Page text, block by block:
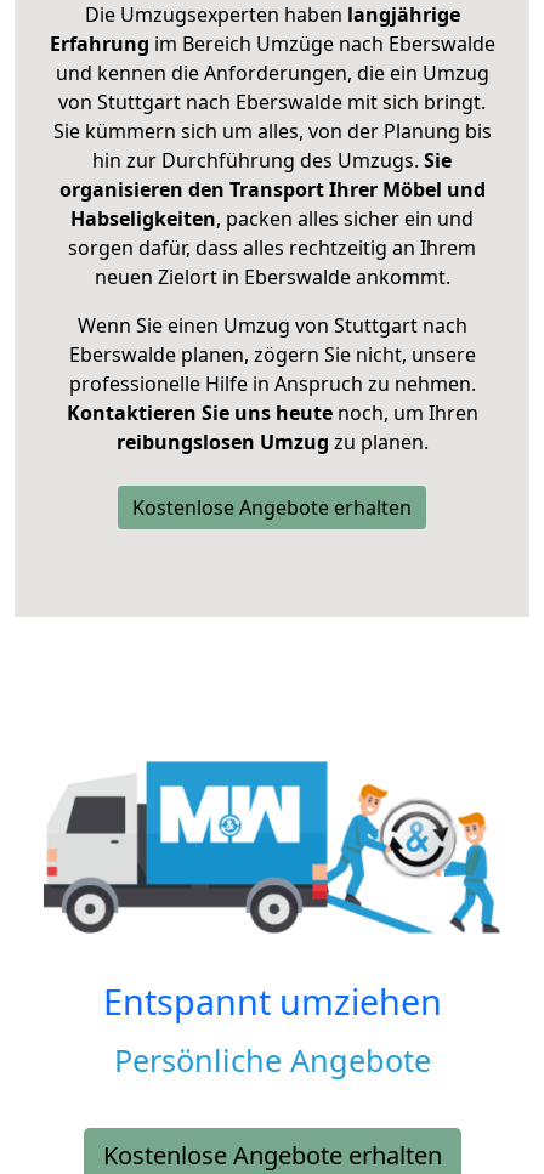
Die Umzugsexperten haben langjährige
Erfahrung im Bereich Umzüge nach Eberswalde
und kennen die Anforderungen, die ein Umzug
von Stuttgart nach Eberswalde mit sich bringt.
Sie kümmern sich um alles, von der Planung bis
hin zur Durchführung des Umzugs. Sie
organisieren den Transport Ihrer Möbel und
Habseligkeiten, packen alles sicher ein und
sorgen dafür, dass alles rechtzeitig an Ihrem
neuen Zielort in Eberswalde ankommt.
Wenn Sie einen Umzug von Stuttgart nach
Eberswalde planen, zögern Sie nicht, unsere
professionelle Hilfe in Anspruch zu nehmen.
Kontaktieren Sie uns heutenoch, um Ihren
reibungslosen Umzug zu planen.
Kostenlose Angebote erhalten
Entspannt umziehen
Persönliche Angebote
Kostenlose Angebote erhalten